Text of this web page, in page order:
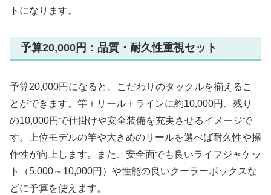
トになります。
予算20,000円：品質・耐久性重視セット
予算20,000円になると、こだわりのタックルを揃えるこ
とができます。竿＋リール＋ラインに約10,000円、残り
の10,000円で仕掛けや安全装備を充実させるイメージで
す。上位モデルの竿や大きめのリールを選べば耐久性や操
作性が向上します。また、安全面でも良いライフジャケッ
ト（5,000～10,000円）や性能の良いクーラーボックスな
どに予算を使えます。